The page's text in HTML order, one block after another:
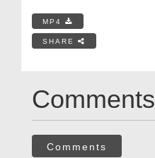
MP4
SHARE
Comments
Comments